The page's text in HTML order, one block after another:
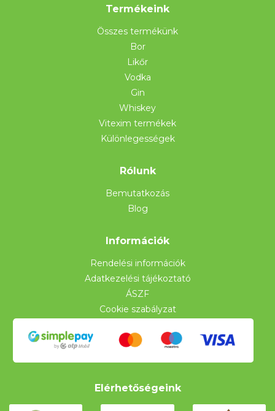
Termékeink
Összes termékünk
Bor
Likőr
Vodka
Gin
Whiskey
Vitexim termékek
Különlegességek
Rólunk
Bemutatkozás
Blog
Információk
Rendelési információk
Adatkezelési tájékoztató
ÁSZF
Cookie szabályzat
Elérhetőségeink